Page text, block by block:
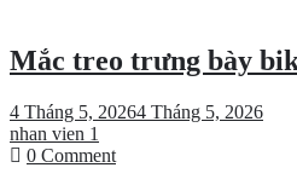
Trung
Mắc treo trưng bày
4 Tháng 5, 20264 Tháng 5, 2026
nhan vien 1
0 Commenton